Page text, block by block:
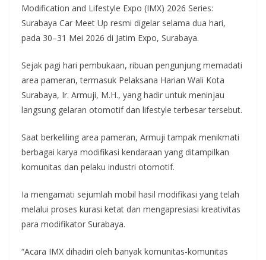
Modification and Lifestyle Expo (IMX) 2026 Series:
Surabaya Car Meet Up resmi digelar selama dua hari,
pada 30–31 Mei 2026 di Jatim Expo, Surabaya.
Sejak pagi hari pembukaan, ribuan pengunjung memadati
area pameran, termasuk Pelaksana Harian Wali Kota
Surabaya, Ir. Armuji, M.H., yang hadir untuk meninjau
langsung gelaran otomotif dan lifestyle terbesar tersebut.
Saat berkeliling area pameran, Armuji tampak menikmati
berbagai karya modifikasi kendaraan yang ditampilkan
komunitas dan pelaku industri otomotif.
Ia mengamati sejumlah mobil hasil modifikasi yang telah
melalui proses kurasi ketat dan mengapresiasi kreativitas
para modifikator Surabaya.
“Acara IMX dihadiri oleh banyak komunitas-komunitas